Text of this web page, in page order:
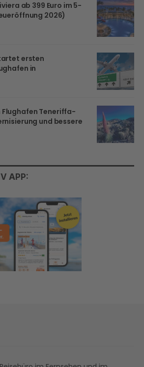
ab 399 Euro im 5-
2026)
ersten
in
Teneriffa-
und bessere
APP: